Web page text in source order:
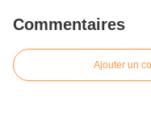
Commentaires
Ajouter un